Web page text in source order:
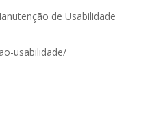
de Usabilidade
usabilidade/